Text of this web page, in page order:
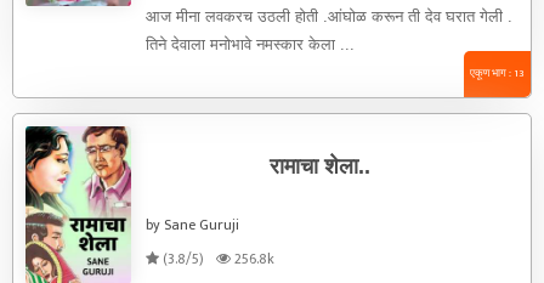
आज मीना लवकरच उठली होती .आंघोळ करून ती देव घरात गेली .
तिने देवाला मनोभावे नमस्कार केला ...
एकूण भाग : 13
रामाचा शेला..
by Sane Guruji
(3.8/5)
256.8k